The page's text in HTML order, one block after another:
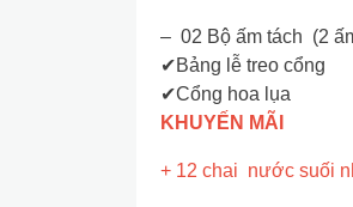
– 02 Bộ ấm tách (2
✔Bảng lễ treo cổng
✔Cổng hoa lụa
KHUYẾN MÃI
+ 12 chai nước suối